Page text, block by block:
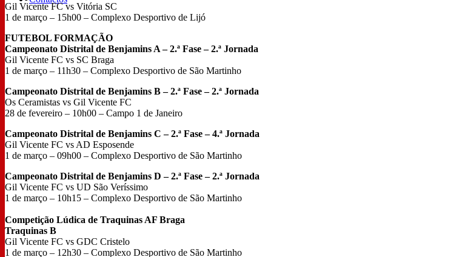
Gil Vicente FC vs Vitória SC
1 de março – 15h00 – Complexo Desportivo de Lijó
FUTEBOL FORMAÇÃO
Campeonato Distrital de Benjamins A – 2.ª Fase – 2.ª Jornada
Gil Vicente FC vs SC Braga
1 de março – 11h30 – Complexo Desportivo de São Martinho
Campeonato Distrital de Benjamins B – 2.ª Fase – 2.ª Jornada
Os Ceramistas vs Gil Vicente FC
28 de fevereiro – 10h00 – Campo 1 de Janeiro
Campeonato Distrital de Benjamins C – 2.ª Fase – 4.ª Jornada
Gil Vicente FC vs AD Esposende
1 de março – 09h00 – Complexo Desportivo de São Martinho
Campeonato Distrital de Benjamins D – 2.ª Fase – 2.ª Jornada
Gil Vicente FC vs UD São Veríssimo
1 de março – 10h15 – Complexo Desportivo de São Martinho
Competição Lúdica de Traquinas AF Braga
Traquinas B
Gil Vicente FC vs GDC Cristelo
1 de março – 12h30 – Complexo Desportivo de São Martinho